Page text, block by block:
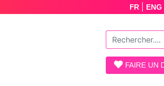
FR ENG
FAIRE UN